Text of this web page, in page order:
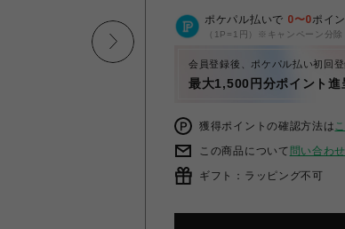
ポケパル払いで 0〜0ポイ
（1P=1円）※キャンペーン分除
会員登録後、ポケパル払い初回
最大1,500円分ポイント進
獲得ポイントの確認方法は
この商品について 問い合わ
ギフト：ラッピング不可